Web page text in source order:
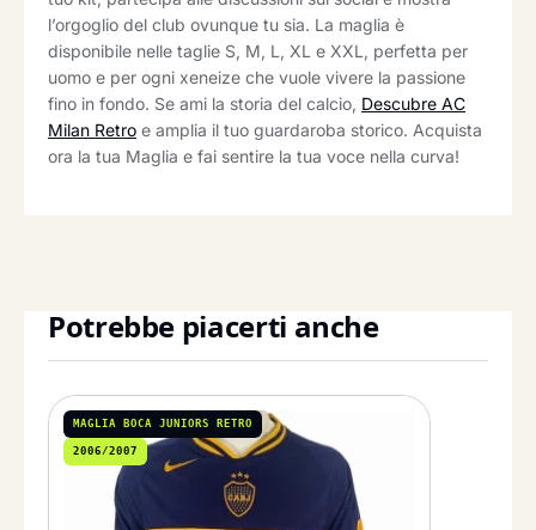
l’orgoglio del club ovunque tu sia. La maglia è
disponibile nelle taglie S, M, L, XL e XXL, perfetta per
uomo e per ogni xeneize che vuole vivere la passione
fino in fondo. Se ami la storia del calcio, Descubre AC
Milan Retro e amplia il tuo guardaroba storico. Acquista
ora la tua Maglia e fai sentire la tua voce nella curva!
Potrebbe piacerti anche
MAGLIA BOCA JUNIORS RETRO
2006/2007